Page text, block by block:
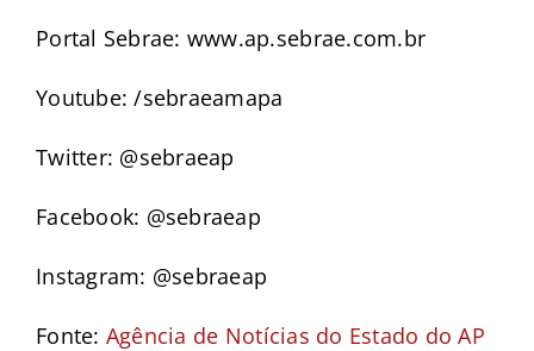
Portal Sebrae: www.ap.sebrae.com.br
Youtube: /sebraeamapa
Twitter: @sebraeap
Facebook: @sebraeap
Instagram: @sebraeap
Fonte: Agência de Notícias do Estado do AP